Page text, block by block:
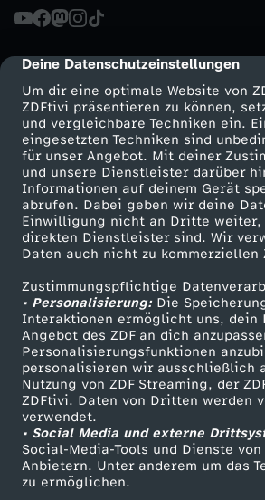
cmp-dialog-description
Deine Datenschutzeinstellungen
Um dir eine optimale Website von
ZDFtivi präsentieren zu können,
und vergleichbare Techniken ein.
eingesetzten Techniken sind
für unser Angebot. Mit deiner
und unsere Dienstleister darüber
Informationen auf deinem Gerät
abrufen. Dabei geben wir deine
Einwilligung nicht an Dritte weiter,
direkten Dienstleister sind. Wir
Daten auch nicht zu kommerziellen
Zustimmungspflichtige
• Personalisierung:Die
Interaktionen ermöglicht uns, dein
Angebot des ZDF an dich
Personalisierungsfunktionen
personalisieren wir ausschließlich
Nutzung von ZDF Streaming, der
ZDFtivi. Daten von Dritten werden
verwendet.
• Social Media und externe
Social-Media-Tools und Dienste
Anbietern. Unter anderem um das
zu ermöglichen.
ä
c
h
-
U
n
i
o
n
-
S
Mehr ZDF
ZDF-Apps
Smart TV
ZDFtext
Livestreams
Sendungen A-Z
TV-Programm
Service
Kontakt
Tickets
Hilfe
ZDF Unternehmen
Karriere